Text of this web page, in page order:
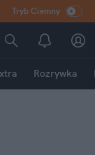
Tryb Ciemny
Rozrywka